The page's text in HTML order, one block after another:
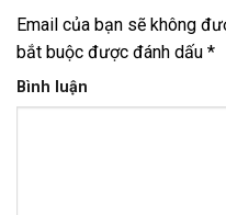
Email của bạn sẽ không
bắt buộc được đánh dấu *
Bình luận